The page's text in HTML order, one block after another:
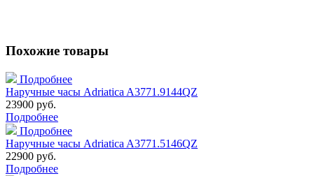
Похожие товары
Подробнее
Наручные часы Adriatica A3771.9144QZ
23900 руб.
Подробнее
Подробнее
Наручные часы Adriatica A3771.5146QZ
22900 руб.
Подробнее